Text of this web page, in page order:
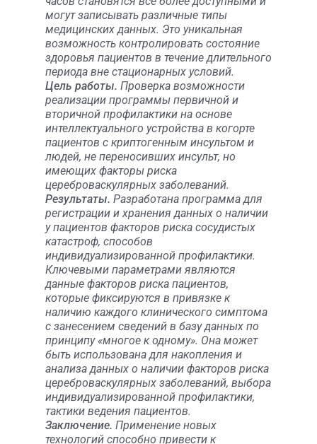
могут записывать различные типы
медицинских данных. Это уникальная
возможность контролировать состояние
здоровья пациентов в течение длительного
периода вне стационарных условий.
Цель работы. Проверка возможности
реализации программы первичной и
вторичной профилактики на основе
интеллектуального устройства в когорте
пациентов с криптогенным инсультом и
людей, не переносивших инсульт, но
имеющих факторы риска
цереброваскулярных заболеваний.
Результаты. Разработана программа для
регистрации и хранения данных о наличии
у пациентов факторов риска сосудистых
катастроф, способов
индивидуализированной профилактики.
Ключевыми параметрами являются
данные факторов риска пациентов,
которые фиксируются в привязке к
наличию каждого клинического симптома
с занесением сведений в базу данных по
принципу «многое к одному». Она может
быть использована для накопления и
анализа данных о наличии факторов риска
цереброваскулярных заболеваний, выбора
индивидуализированной профилактики,
тактики ведения пациентов.
Заключение. Применение новых
технологий способно привести к